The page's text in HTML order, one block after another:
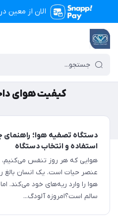
الان از معین
تجهیزات پزشکی معین درمان
کیفیت هوای
دستگاه تصفیه هوا؛ راهنمای
استفاده و انتخاب دستگاه
هوایی که هر روز تنفس می‌کنیم،
هوا را وارد ریه‌های خود می‌کند.
سالم است؟امروزه آلودگ...